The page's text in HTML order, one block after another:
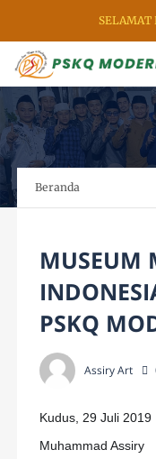
SELAMAT
Beranda
MUSEUM
PSKQ
Assiry Art
Kudus, 29 Juli 2019
Muhammad Assiry